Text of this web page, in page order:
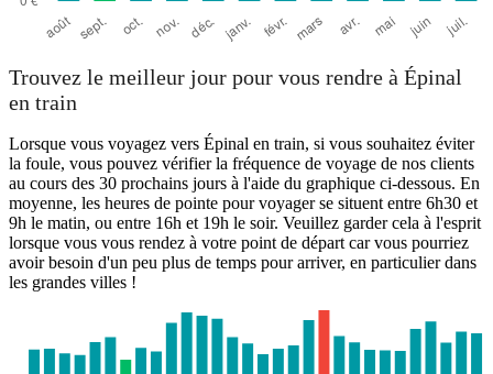
Trouvez le meilleur jour pour vous rendre à Épinal
en train
Lorsque vous voyagez vers Épinal en train, si vous souhaitez éviter
la foule, vous pouvez vérifier la fréquence de voyage de nos clients
au cours des 30 prochains jours à l'aide du graphique ci-dessous. En
moyenne, les heures de pointe pour voyager se situent entre 6h30 et
9h le matin, ou entre 16h et 19h le soir. Veuillez garder cela à l'esprit
lorsque vous vous rendez à votre point de départ car vous pourriez
avoir besoin d'un peu plus de temps pour arriver, en particulier dans
les grandes villes !